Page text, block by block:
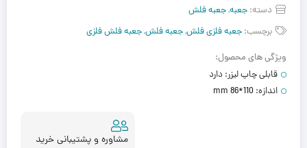
دسته: جعبه,جعبه فلش
برچسب: جعبه فلزی فلش,جعبه فلش,جعبه فلش فلزی
ویژگی های محصول:
قابلی چاپ لیزر: دارد
اندازه: 110*86 mm
مشاوره و پشتیبانی خرید